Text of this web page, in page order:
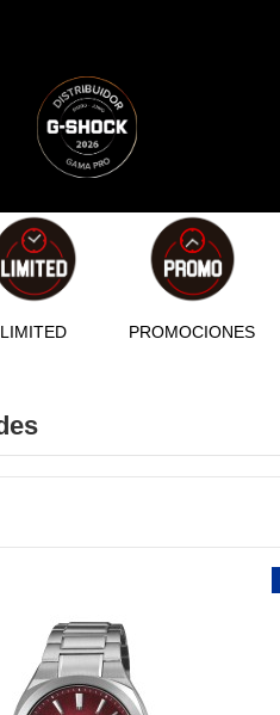
LIMITED PROMOCIONES